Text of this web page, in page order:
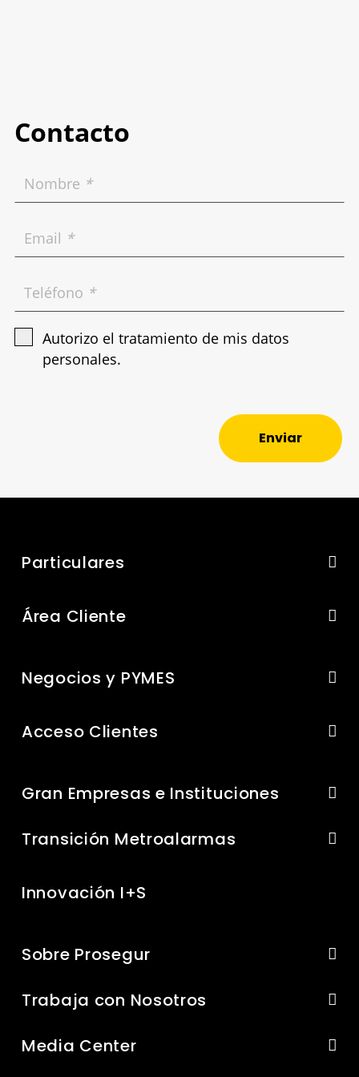
Contacto
Nombre *
Email *
Teléfono *
Autorizo el tratamiento de mis datos
personales.
Enviar
Particulares
Área Cliente
Negocios y PYMES
Acceso Clientes
Gran Empresas e Instituciones
Transición Metroalarmas
Innovación I+S
Sobre Prosegur
Trabaja con Nosotros
Media Center